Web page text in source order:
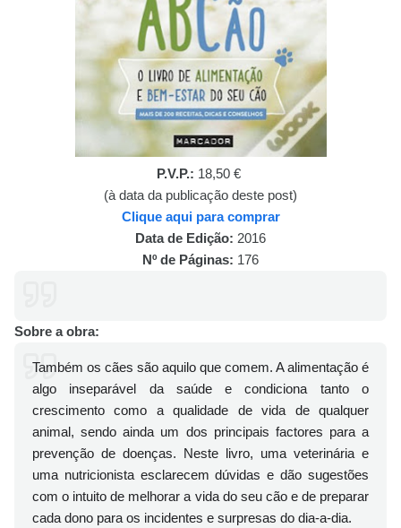
P.V.P.: 18,50 €
(à data da publicação deste post)
Clique aqui para comprar
Data de Edição: 2016
Nº de Páginas: 176
Sobre a obra:
Também os cães são aquilo que comem. A alimentação é
algo inseparável da saúde e condiciona tanto o
crescimento como a qualidade de vida de qualquer
animal, sendo ainda um dos principais factores para a
prevenção de doenças. Neste livro, uma veterinária e
uma nutricionista esclarecem dúvidas e dão sugestões
com o intuito de melhorar a vida do seu cão e de preparar
cada dono para os incidentes e surpresas do dia-a-dia.